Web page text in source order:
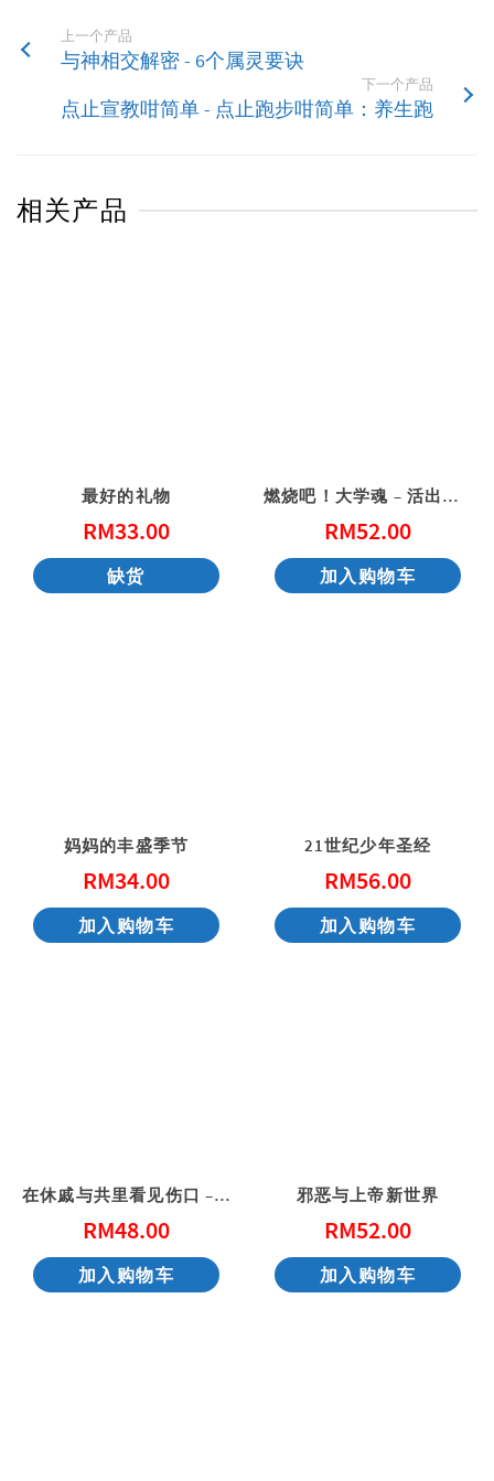
上一个产品
与神相交解密 - 6个属灵要诀
下一个产品
点止宣教咁简单 - 点止跑步咁简单：养生跑
相关产品
最好的礼物
RM33.00
缺货
燃烧吧！大学魂 – 活出得胜的大学生活
RM52.00
加入购物车
妈妈的丰盛季节
RM34.00
加入购物车
21世纪少年圣经
RM56.00
加入购物车
在休戚与共里看见伤口 – 给心灵创伤（二版）
RM48.00
加入购物车
邪恶与上帝新世界
RM52.00
加入购物车